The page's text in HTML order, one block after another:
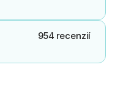
954 recenzií